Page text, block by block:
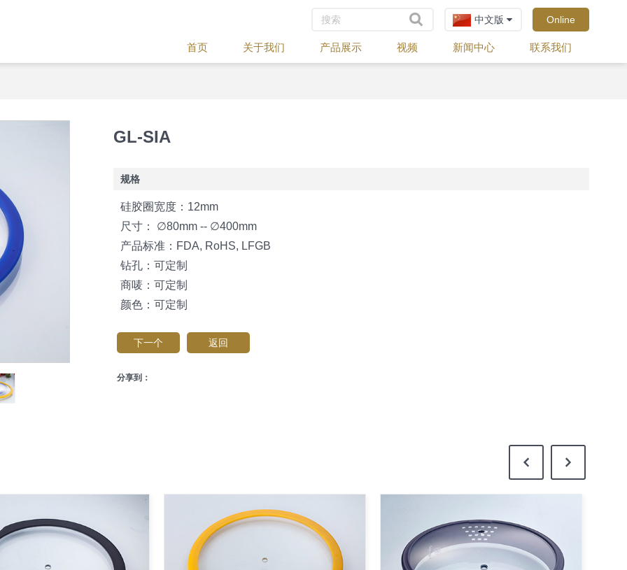
Online
中文版
首页 关于我们 产品展示 视频 新闻中心 联系我们
GL-SIA
规格
硅胶圈宽度：12mm
尺寸： ∅80mm -- ∅400mm
产品标准：FDA, RoHS, LFGB
钻孔：可定制
商唛：可定制
颜色：可定制
下一个 返回
分享到：